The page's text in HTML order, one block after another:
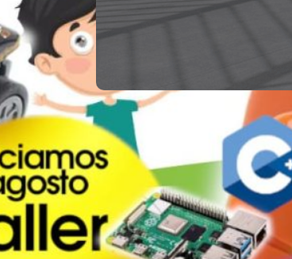
Método PHOM
Con nuestra metodología y
capacidades mentales…